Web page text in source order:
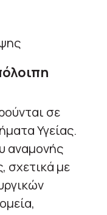
σε
Υγείας.
αναμονής
σχετικά με